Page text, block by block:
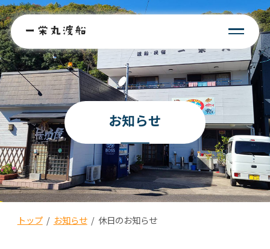
お知らせ
トップ/ お知らせ/ 休日のお知らせ